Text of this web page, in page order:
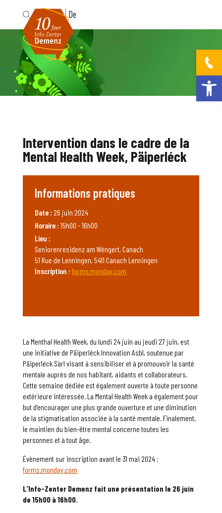
Ouvrir la
Fr De
La Menthal Health Week, du lundi 24 juin au jeudi 27 juin, est
une initiative de Päiperléck Innovation Asbl, soutenue par
Päiperléck Sàrl visant à sensibiliser et à promouvoir la santé
mentale auprès de nos habitant, aidants et collaborateurs.
Cette semaine dédiée est également ouverte à toute personne
extérieure intéressée. La Mental Health Week a également pour
but d’encourager une plus grande ouverture et une diminution
de la stigmatisation associée à la santé mentale. Finalement,
le maintien du bien-être mental concerne toutes les
personnes et à tout âge.
Évènement sur inscription avant le 31 mai 2024 :
forms.monday.com
L’Info-Zenter Demenz fait une présentation le 26 juin
de 15h00 à 16h00.
Intervention dans le cadre de la
Mental Health Week, Päiperléck
Informations pratiques
Date : 26 juin 2024
Horaire : 15h00 - 16h00
Lieu :
Seniorenresidenz am Wéngert, Canach
51 Rue de Lenningen, 5411 Canach Lenningen
Inscription : forms.monday.com